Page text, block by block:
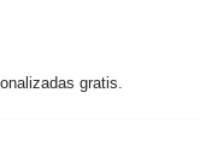
gratis.